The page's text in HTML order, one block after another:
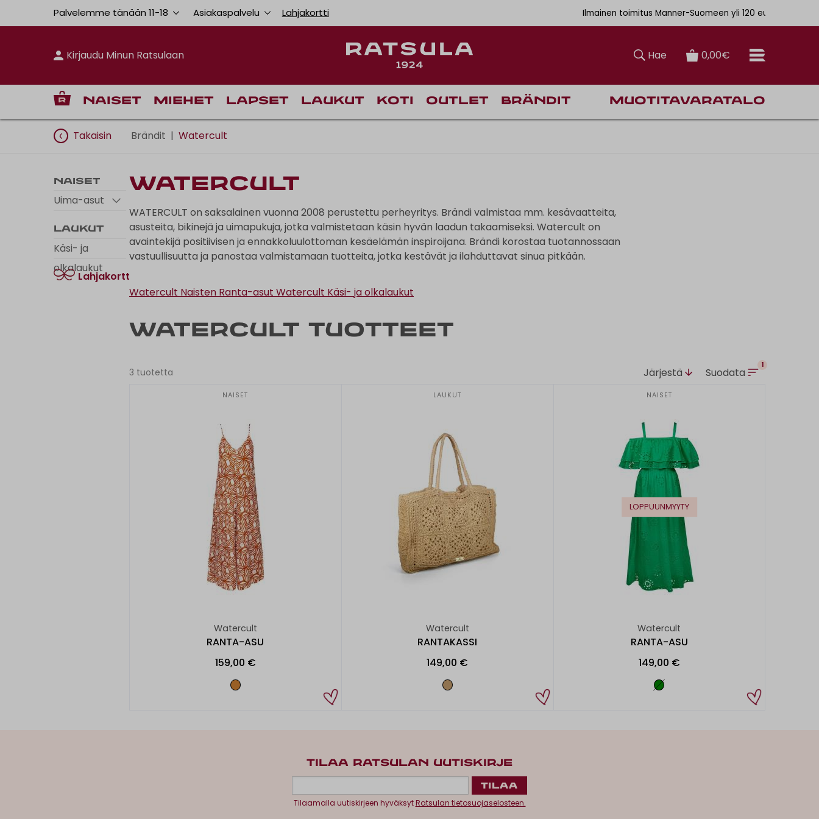
Palvelemme tänään 11-18 Asiakaspalvelu Lahjakortti Ilmainen toimitus Manner-Suomeen yli 120 euron tilauksiin
Kirjaudu Minun Ratsulaan Hae 0,00€
Naiset Miehet Lapset Laukut Koti Outlet Brändit Muotitavaratalo
Takaisin Brändit | Watercult
Naiset
Uima-asut
Laukut
Käsi- ja
olkalaukut
Lahjakortti
Watercult
WATERCULT on saksalainen vuonna 2008 perustettu perheyritys. Brändi valmistaa mm. kesävaatteita,
asusteita, bikinejä ja uimapukuja, jotka valmistetaan käsin hyvän laadun takaamiseksi. Watercult on
avaintekijä positiivisen ja ennakkoluulottoman kesäelämän inspiroijana. Brändi korostaa tuotannossaan
vastuullisuutta ja panostaa valmistamaan tuotteita, jotka kestävät ja ilahduttavat sinua pitkään.
Watercult Naisten Ranta-asut Watercult Käsi- ja olkalaukut
Watercult tuotteet
3 tuotetta Järjestä Suodata
1
NAISET
Watercult
RANTA-ASU
159,00 €
LAUKUT
Watercult
RANTAKASSI
149,00 €
NAISET
LOPPUUNMYYTY
Watercult
RANTA-ASU
149,00 €
TILAA RATSULAN UUTISKIRJE
Tilaamalla uutiskirjeen hyväksytRatsulan tietosuojaselosteen.